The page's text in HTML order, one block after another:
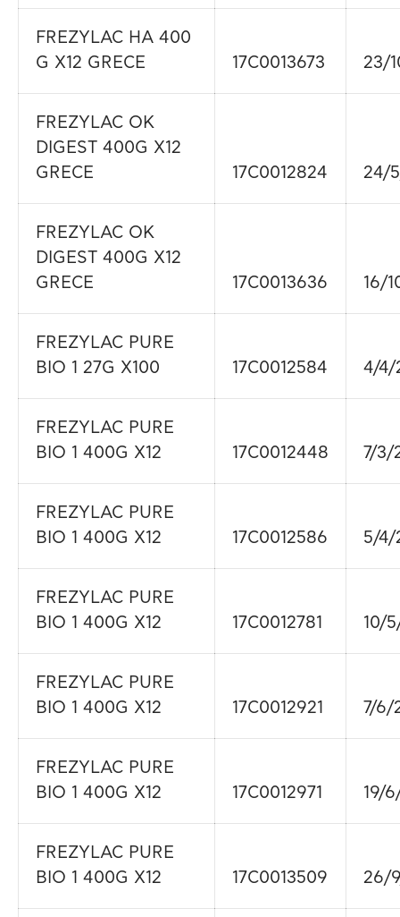
FREZYLAC HA 400
G X12 GRECE
17C0013673 23/
FREZYLAC OK
DIGEST 400G X12
GRECE
17C0012824 24/
FREZYLAC OK
DIGEST 400G X12
GRECE
17C0013636 16/
FREZYLAC PURE
BIO 1 27G X100
17C0012584 4/4/
FREZYLAC PURE
BIO 1 400G X12
17C0012448 7/3/
FREZYLAC PURE
BIO 1 400G X12
17C0012586 5/4/
FREZYLAC PURE
BIO 1 400G X12
17C0012781 10/
FREZYLAC PURE
BIO 1 400G X12
17C0012921 7/6/
FREZYLAC PURE
BIO 1 400G X12
17C0012971 19/
FREZYLAC PURE
BIO 1 400G X12
17C0013509 26/